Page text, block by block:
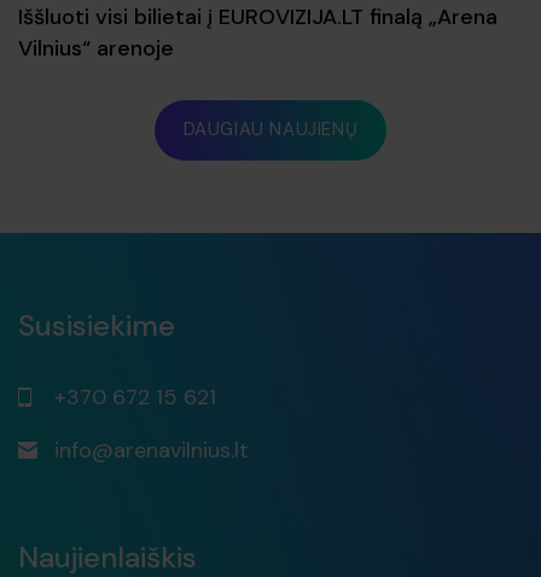
Iššluoti visi bilietai į EUROVIZIJA.LT finalą „Arena
Vilnius“ arenoje
DAUGIAU NAUJIENŲ
Susisiekime
+370 672 15 621
info@arenavilnius.lt
Naujienlaiškis